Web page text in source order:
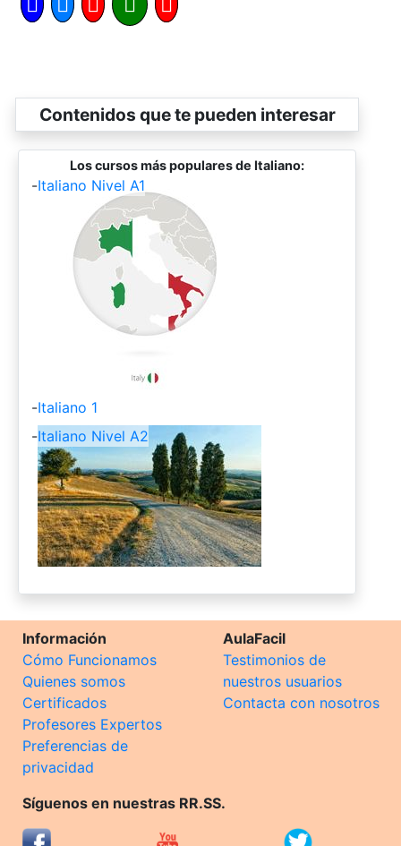
Contenidos que te pueden interesar
Los cursos más populares de Italiano:
-Italiano Nivel A1
-Italiano 1
-Italiano Nivel A2
Información
Cómo Funcionamos
Quienes somos
Certificados
Profesores Expertos
Preferencias de
privacidad
AulaFacil
Testimonios de
nuestros usuarios
Contacta con nosotros
Síguenos en nuestras RR.SS.